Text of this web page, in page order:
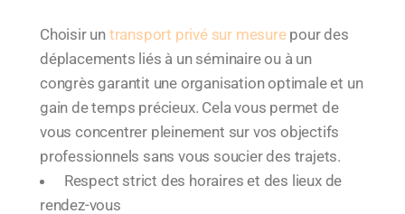
Choisir un transport privé sur mesurepour des
déplacements liés à un séminaire ou à un
congrès garantit une organisation optimale et un
gain de temps précieux. Cela vous permet de
vous concentrer pleinement sur vos objectifs
professionnels sans vous soucier des trajets.
Respect strict des horaires et des lieux de
rendez-vous